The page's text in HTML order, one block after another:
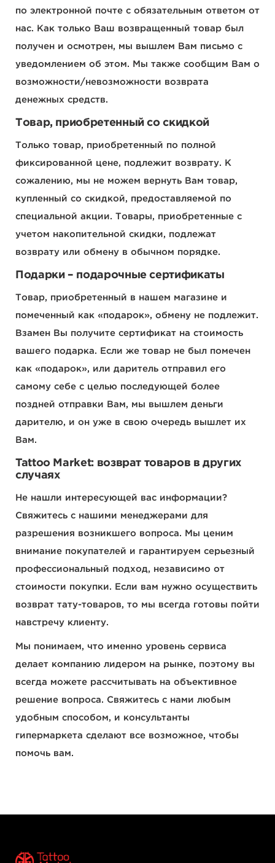
по электронной почте с обязательным ответом от
нас. Как только Ваш возвращенный товар был
получен и осмотрен, мы вышлем Вам письмо с
уведомлением об этом. Мы также сообщим Вам о
возможности/невозможности возврата
денежных средств.
Товар, приобретенный со скидкой
Только товар, приобретенный по полной
фиксированной цене, подлежит возврату. К
сожалению, мы не можем вернуть Вам товар,
купленный со скидкой, предоставляемой по
специальной акции. Товары, приобретенные с
учетом накопительной скидки, подлежат
возврату или обмену в обычном порядке.
Подарки – подарочные сертификаты
Товар, приобретенный в нашем магазине и
помеченный как «подарок», обмену не подлежит.
Взамен Вы получите сертификат на стоимость
вашего подарка. Если же товар не был помечен
как «подарок», или даритель отправил его
самому себе с целью последующей более
поздней отправки Вам, мы вышлем деньги
дарителю, и он уже в свою очередь вышлет их
Вам.
Tattoo Market: возврат товаров в других
случаях
Не нашли интересующей вас информации?
Свяжитесь с нашими менеджерами для
разрешения возникшего вопроса. Мы ценим
внимание покупателей и гарантируем серьезный
профессиональный подход, независимо от
стоимости покупки. Если вам нужно осуществить
возврат тату-товаров, то мы всегда готовы пойти
навстречу клиенту.
Мы понимаем, что именно уровень сервиса
делает компанию лидером на рынке, поэтому вы
всегда можете рассчитывать на объективное
решение вопроса. Свяжитесь с нами любым
удобным способом, и консультанты
гипермаркета сделают все возможное, чтобы
помочь вам.